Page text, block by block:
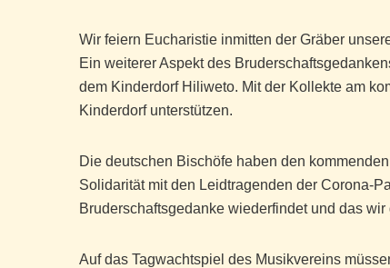
Wir feiern Eucharistie inmitten der Gräber
Ein weiterer Aspekt des
dem Kinderdorf Hiliweto. Mit der Kollekte am
Kinderdorf unterstützen.
Die deutschen Bischöfe haben den
Solidarität mit den Leidtragenden der Corona-
Bruderschaftsgedanke wiederfindet und das
Auf das Tagwachtspiel des Musikvereins